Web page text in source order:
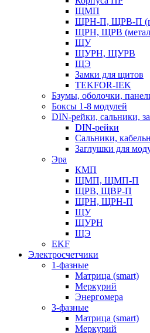
ЩМП
ЩРН-П, ЩРВ-П
ЩРН, ЩРВ
ЩУ
ЩУРН, ЩУРВ
ЩЭ
Замки для щитов
TEKFOR-IEK
Бзумы, оболочки,
Боксы 1-8 модулей
DIN-рейки, сальники,
DIN-рейки
Сальники,
Заглушки для
Эра
КМП
ЩМП, ЩМП-П
ЩРВ, ЩВР-П
ЩРН, ЩРН-П
ЩУ
ЩУРН
ЩЭ
EKF
Электросчетчики
1-фазные
Матрица (smart)
Меркурий
Энергомера
3-фазные
Матрица (smart)
Меркурий